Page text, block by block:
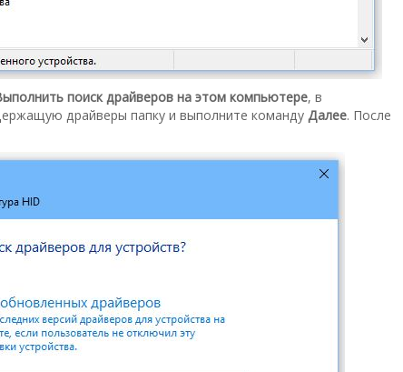
поиск драйверов на этом компьютере, в
драйверы папку и выполните команду Далее. После